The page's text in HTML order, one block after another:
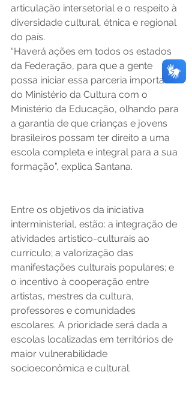
articulação intersetorial e o respeito à
diversidade cultural, étnica e regional
do país.
“Haverá ações em todos os estados
da Federação, para que a gente
possa iniciar essa parceria importante
do Ministério da Cultura com o
Ministério da Educação, olhando para
a garantia de que crianças e jovens
brasileiros possam ter direito a uma
escola completa e integral para a sua
formação”, explica Santana.
Entre os objetivos da iniciativa
interministerial, estão: a integração de
atividades artístico-culturais ao
currículo; a valorização das
manifestações culturais populares; e
o incentivo à cooperação entre
artistas, mestres da cultura,
professores e comunidades
escolares. A prioridade será dada a
escolas localizadas em territórios de
maior vulnerabilidade
socioeconômica e cultural.